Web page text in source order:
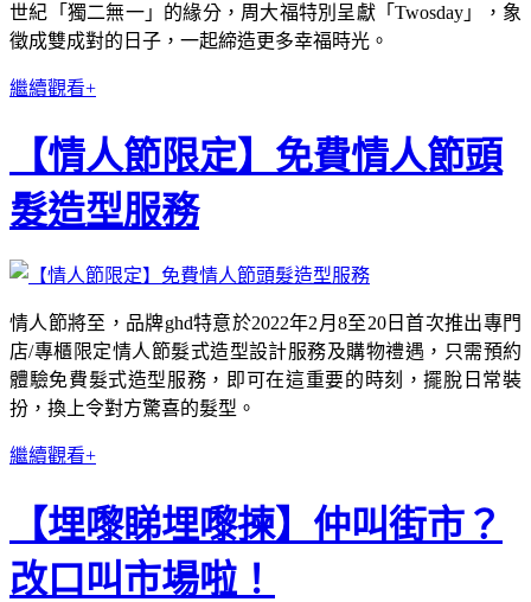
世紀「獨二無一」的緣分，周大福特別呈獻「Twosday」，象
徵成雙成對的日子，一起締造更多幸福時光。
繼續觀看+
【情人節限定】免費情人節頭
髮造型服務
情人節將至，品牌ghd特意於2022年2月8至20日首次推出專門
店/專櫃限定情人節髮式造型設計服務及購物禮遇，只需預約
體驗免費髮式造型服務，即可在這重要的時刻，擺脫日常裝
扮，換上令對方驚喜的髮型。
繼續觀看+
【埋嚟睇埋嚟揀】仲叫街市？
改口叫市場啦！